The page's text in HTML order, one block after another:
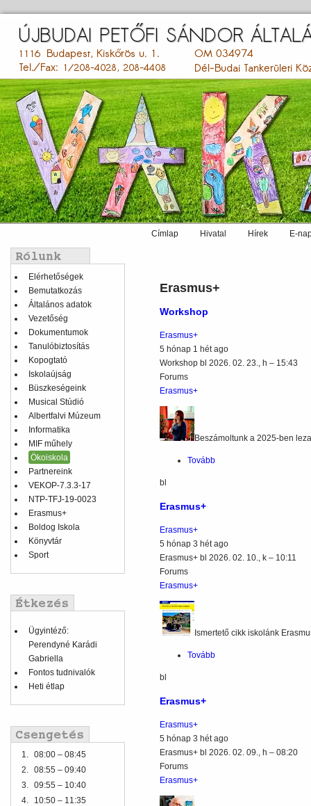
tartalomra
menu
Címlap Hivatal Hírek E-
Balmenü
Elérhetőségek
Bemutatkozás
Általános adatok
Vezetőség
Dokumentumok
Tanulóbiztosítás
Kopogtató
Iskolaújság
Büszkeségeink
Musical Stúdió
Albertfalvi Múzeum
Informatika
MIF műhely
Ökoiskola
Partnereink
VEKOP-7.3.3-17
NTP-TFJ-19-0023
Erasmus+
Boldog Iskola
Könyvtár
Sport
Ügyintéző:
Perendyné Karádi
Gabriella
Fontos tudnivalók
Heti étlap
1. 08:00 – 08:45
2. 08:55 – 09:40
3. 09:55 – 10:40
4.
10:50 – 11:35
Erasmus+
Workshop
Erasmus+
5 hónap 1 hét ago
Workshop bl 2026. 02. 23., h – 15:43
Forums
Erasmus+
Beszámoltunk a 2025-ben
Tovább
bl
Erasmus+
Erasmus+
5 hónap 3 hét ago
Erasmus+ bl 2026. 02. 10., k – 10:11
Forums
Erasmus+
Ismertető cikk iskolánk
Tovább
bl
Erasmus+
Erasmus+
5 hónap 3 hét ago
Erasmus+ bl 2026. 02. 09., h – 08:20
Forums
Erasmus+